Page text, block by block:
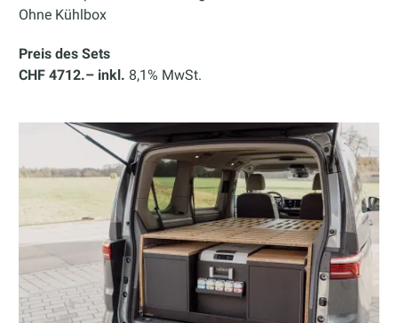
Ohne Kühlbox
Preis des Sets
CHF 4712.– inkl. 8,1% MwSt.